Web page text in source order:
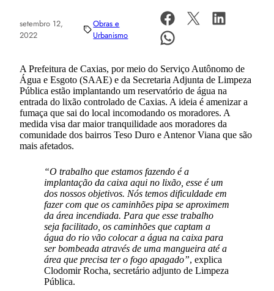
setembro 12,
2022
Obras e
Urbanismo
A Prefeitura de Caxias, por meio do Serviço Autônomo de
Água e Esgoto (SAAE) e da Secretaria Adjunta de Limpeza
Pública estão implantando um reservatório de água na
entrada do lixão controlado de Caxias. A ideia é amenizar a
fumaça que sai do local incomodando os moradores. A
medida visa dar maior tranquilidade aos moradores da
comunidade dos bairros Teso Duro e Antenor Viana que são
mais afetados.
“O trabalho que estamos fazendo é a
implantação da caixa aqui no lixão, esse é um
dos nossos objetivos. Nós temos dificuldade em
fazer com que os caminhões pipa se aproximem
da área incendiada. Para que esse trabalho
seja facilitado, os caminhões que captam a
água do rio vão colocar a água na caixa para
ser bombeada através de uma mangueira até a
área que precisa ter o fogo apagado”, explica
Clodomir Rocha, secretário adjunto de Limpeza
Pública.